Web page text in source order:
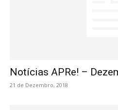
Notícias APRe! –
21 de Dezembro, 2018